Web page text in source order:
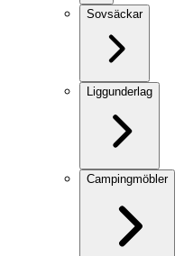
Sovsäckar
Liggunderlag
Campingmöbler